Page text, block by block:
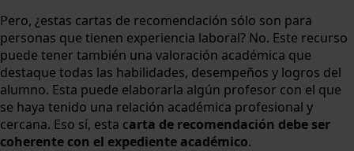
Pero, ¿estas cartas de recomendación sólo son para
personas que tienen experiencia laboral? No. Este recurso
puede tener también una valoración académica que
destaque todas las habilidades, desempeños y logros del
alumno. Esta puede elaborarla algún profesor con el que
se haya tenido una relación académica profesional y
cercana. Eso sí, esta carta de recomendación debe ser
coherente con el expediente académico.